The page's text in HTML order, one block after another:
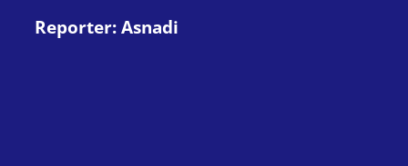
Reporter: Asnadi